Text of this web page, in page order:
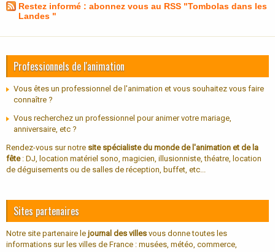
Restez informé : abonnez vous au RSS "Tombolas dans les
Landes "
Professionnels de l'animation
Vous êtes un professionnel de l'animation et vous souhaitez vous faire
connaître ?
Vous recherchez un professionnel pour animer votre mariage,
anniversaire, etc ?
Rendez-vous sur notre site spécialiste du monde de l'animation et de la
fête: DJ, location matériel sono, magicien, illusionniste, théatre, location
de déguisements ou de salles de réception, buffet, etc...
Sites partenaires
Notre site partenaire le journal des villes vous donne toutes les
informations sur les villes de France : musées, météo, commerce,